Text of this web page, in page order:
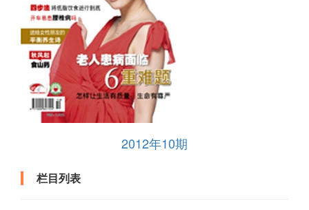
2012年10期
栏目列表